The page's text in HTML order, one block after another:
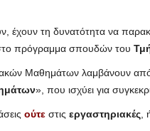
έχουν τη δυνατότητα να
πρόγραμμα σπουδών του
Μαθημάτων λαμβάνουν
», που ισχύει για
ούτε στις εργαστηριακές ,